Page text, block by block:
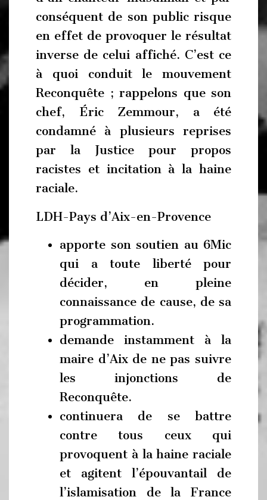
conséquent de son public risque
en effet de provoquer le résultat
inverse de celui affiché. C’est ce
à quoi conduit le mouvement
Reconquête ; rappelons que son
chef, Éric Zemmour, a été
condamné à plusieurs reprises
par la Justice pour propos
racistes et incitation à la haine
raciale.
LDH-Pays d’Aix-en-Provence
apporte son soutien au 6Mic
qui a toute liberté pour
décider, en pleine
connaissance de cause, de sa
programmation.
demande instamment à la
maire d’Aix de ne pas suivre
les injonctions de
Reconquête.
continuera de se battre
contre tous ceux qui
provoquent à la haine raciale
et agitent l’épouvantail de
l’islamisation de la France